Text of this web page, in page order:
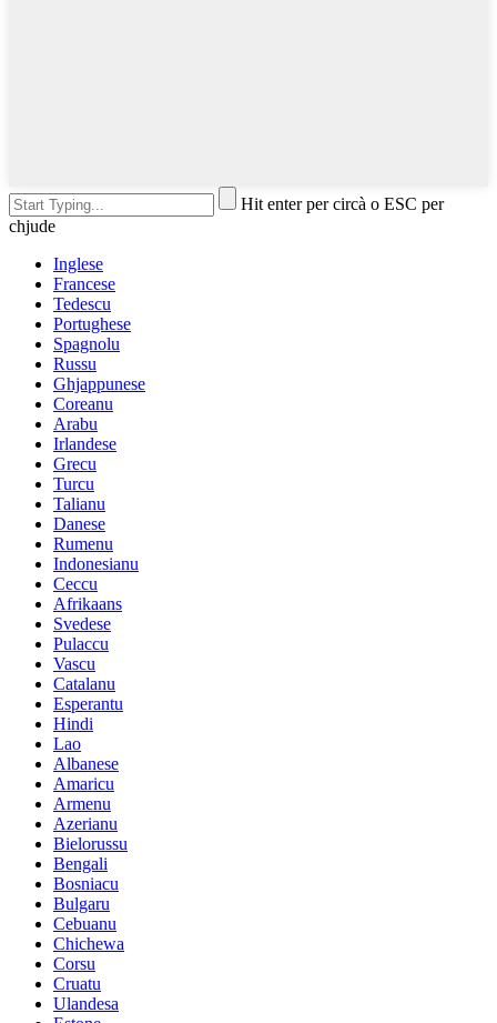
Hit enter per circà o ESC per
chjude
Inglese
Francese
Tedescu
Portughese
Spagnolu
Russu
Ghjappunese
Coreanu
Arabu
Irlandese
Grecu
Turcu
Talianu
Danese
Rumenu
Indonesianu
Ceccu
Afrikaans
Svedese
Pulaccu
Vascu
Catalanu
Esperantu
Hindi
Lao
Albanese
Amaricu
Armenu
Azerianu
Bielorussu
Bengali
Bosniacu
Bulgaru
Cebuanu
Chichewa
Corsu
Cruatu
Ulandesa